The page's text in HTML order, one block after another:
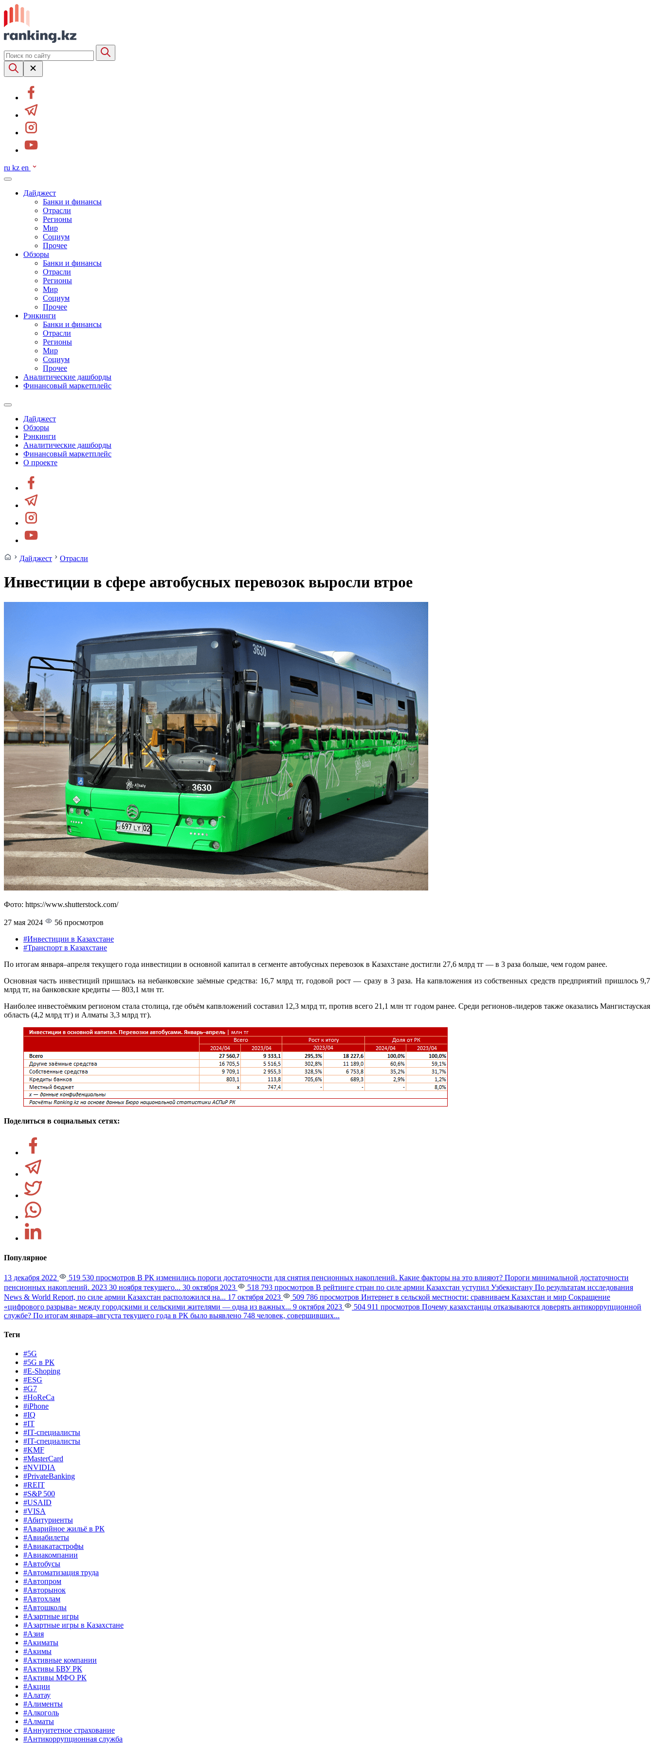
ru kz en
Дайджест
Банки и финансы
Отрасли
Регионы
Мир
Социум
Прочее
Обзоры
Банки и финансы
Отрасли
Регионы
Мир
Социум
Прочее
Рэнкинги
Банки и финансы
Отрасли
Регионы
Мир
Социум
Прочее
Аналитические дашборды
Финансовый маркетплейс
Дайджест
Обзоры
Рэнкинги
Аналитические дашборды
Финансовый маркетплейс
О проекте
Дайджест Отрасли
Инвестиции в сфере автобусных перевозок выросли втрое
Фото: https://www.shutterstock.com/
27 мая 2024
56 просмотров
#Инвестиции в Казахстане
#Транспорт в Казахстане
По итогам января–апреля текущего года инвестиции в основной капитал в сегменте автобусных перевозок в Казахстане достигли 27,6 млрд тг — в 3 раза больше, чем годом ранее.
Основная часть инвестиций пришлась на небанковские заёмные средства: 16,7 млрд тг, годовой рост — сразу в 3 раза. На капвложения из собственных средств предприятий пришлось 9,7
млрд тг, на банковские кредиты — 803,1 млн тг.
Наиболее инвестоёмким регионом стала столица, где объём капвложений составил 12,3 млрд тг, против всего 21,1 млн тг годом ранее. Среди регионов-лидеров также оказались Мангистауская
область (4,2 млрд тг) и Алматы 3,3 млрд тг).
Поделиться в социальных сетях:
Популярное
13 декабря 2022 519 530 просмотров В РК изменились пороги достаточности для снятия пенсионных накоплений. Какие факторы на это влияют? Пороги минимальной достаточности
пенсионных накоплений. 2023 30 ноября текущего... 30 октября 2023 518 793 просмотров В рейтинге стран по силе армии Казахстан уступил Узбекистану По результатам исследования
News & World Report, по силе армии Казахстан расположился на... 17 октября 2023 509 786 просмотров Интернет в сельской местности: сравниваем Казахстан и мир Сокращение
«цифрового разрыва» между городскими и сельскими жителями — одна из важных... 9 октября 2023 504 911 просмотров Почему казахстанцы отказываются доверять антикоррупционной
службе? По итогам января–августа текущего года в РК было выявлено 748 человек, совершивших...
Теги
#5G
#5G в РК
#E-Shoping
#ESG
#G7
#HoReCa
#iPhone
#IQ
#IT
#IT-специалисты
#IT-специалисты
#KMF
#MasterCard
#NVIDIA
#PrivateBanking
#REIT
#S&P 500
#USAID
#VISA
#Абитуриенты
#Аварийное жильё в РК
#Авиабилеты
#Авиакатастрофы
#Авиакомпании
#Автобусы
#Автоматизация труда
#Автопром
#Авторынок
#Автохлам
#Автошколы
#Азартные игры
#Азартные игры в Казахстане
#Азия
#Акиматы
#Акимы
#Активные компании
#Активы БВУ РК
#Активы МФО РК
#Акции
#Алатау
#Алименты
#Алкоголь
#Алматы
#Аннуитетное страхование
#Антикоррупционная служба